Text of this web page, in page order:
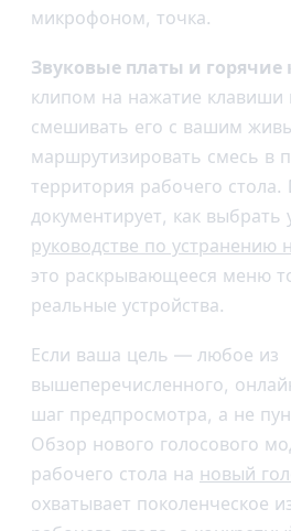
микрофоном, точка.
Звуковые платы и
клипом на нажатие клавиши
смешивать его с вашим
маршрутизировать смесь в
территория рабочего стола.
документирует, как выбрать
руководстве по устранению
это раскрывающееся меню
реальные устройства.
Если ваша цель — любое из
вышеперечисленного,
шаг предпросмотра, а не
Обзор нового голосового
рабочего стола на новый
охватывает поколенческое